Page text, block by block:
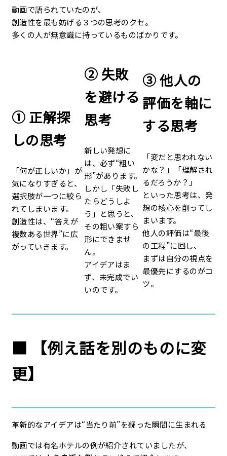
動画で語られていたのが、
創造性を最も妨げる３つの思考のクセ。
多くの人が無意識に持っているものばかりです。
① 正解探
しの思考
「何が正しいか」が
気になりすぎると、
選択肢が一つに絞ら
れてしまいます。
創造性は、“答えが
複数ある世界”に広
がっていきます。
② 失敗
を避ける
思考
新しい発想に
は、必ず“粗い
形”があります。
しかし「失敗し
たらどうしよ
う」と思うと、
その粗い案すら
形にできませ
ん。
アイデアはま
ず、未完成でい
いのです。
③ 他人の
評価を軸に
する思考
「変だと思われない
かな？」「理解され
るだろうか？」
といった思考は、発
想の核心を削ってし
まいます。
他人の評価は“最後
の工程”に回し、
まずは自分の視点を
最優先にするのがコ
ツ。
■ 【例え話を別のものに変
更】
革新的なアイデアは“当たり前”を疑った瞬間に生まれる
動画では有名ホテルの例が紹介されていましたが、